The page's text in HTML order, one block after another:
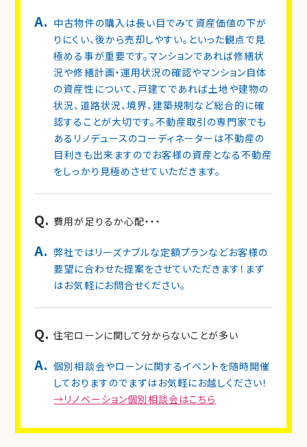
A. 中古物件の購入は長い目でみて資産価値の下が
りにくい、後から売却しやすい。といった観点で見
極める事が重要です。マンションであれば修繕状
況や修繕計画・運用状況の確認やマンション自体
の資産性について、戸建てであれば土地や建物の
状況、道路状況、境界、建築規制など総合的に確
認することが大切です。不動産取引の専門家でも
あるリノデュースのコーディネーターは不動産の
目利きも出来ますのでお客様の資産となる不動産
をしっかり見極めさせていただきます。
Q. 費用が足りるか心配・・・
A. 弊社ではリーズナブルな定額プランなどお客様の
要望に合わせた提案をさせていただきます！まず
はお気軽にお問合せください。
Q. 住宅ローンに関して分からないことが多い
A. 個別相談会やローンに関するイベントを随時開催
しておりますのでまずはお気軽にお越しください！
→リノベーション個別相談会はこちら